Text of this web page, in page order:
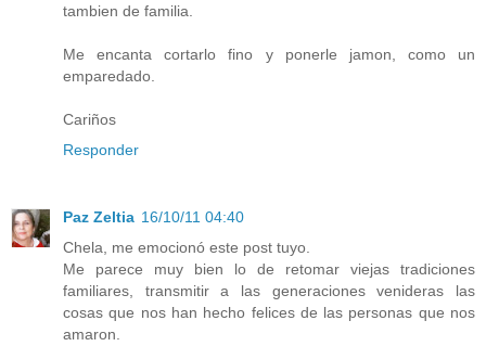
tambien de familia.
Me encanta cortarlo fino y ponerle jamon, como un
emparedado.
Cariños
Responder
Paz Zeltia 16/10/11 04:40
Chela, me emocionó este post tuyo.
Me parece muy bien lo de retomar viejas tradiciones
familiares, transmitir a las generaciones venideras las
cosas que nos han hecho felices de las personas que nos
amaron.